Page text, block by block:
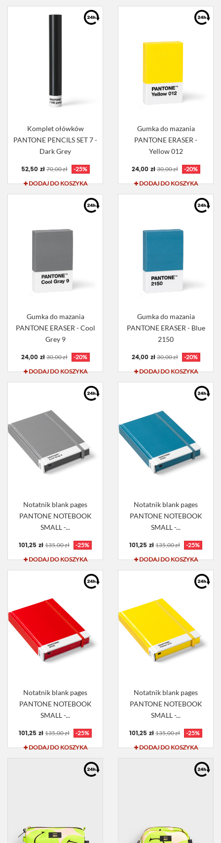
Komplet ołówków
PANTONE PENCILS SET 7 -
Dark Grey
52,50 zł 70,00 zł
-25%
DODAJ DO KOSZYKA
Gumka do mazania
PANTONE ERASER -
Yellow 012
24,00 zł 30,00 zł
-20%
DODAJ DO KOSZYKA
Gumka do mazania
PANTONE ERASER - Cool
Grey 9
24,00 zł 30,00 zł
-20%
DODAJ DO KOSZYKA
Gumka do mazania
PANTONE ERASER - Blue
2150
24,00 zł 30,00 zł
-20%
DODAJ DO KOSZYKA
Notatnik blank pages
PANTONE NOTEBOOK
SMALL -...
101,25 zł 135,00 zł
-25%
DODAJ DO KOSZYKA
Notatnik blank pages
PANTONE NOTEBOOK
SMALL -...
101,25 zł 135,00 zł
-25%
DODAJ DO KOSZYKA
Notatnik blank pages
PANTONE NOTEBOOK
SMALL -...
101,25 zł 135,00 zł
-25%
DODAJ DO KOSZYKA
Notatnik blank pages
PANTONE NOTEBOOK
SMALL -...
101,25 zł 135,00 zł
-25%
DODAJ DO KOSZYKA